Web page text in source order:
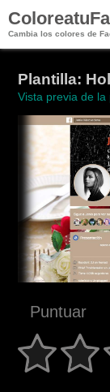
Cambia los colores de
Plantilla:
Vista previa de
Puntuar